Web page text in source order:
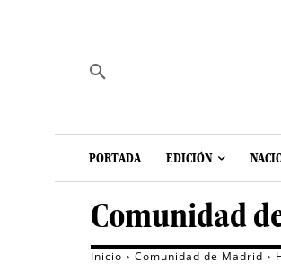
PORTADA EDICIÓN
Comunidad
Inicio Comunidad de Madrid